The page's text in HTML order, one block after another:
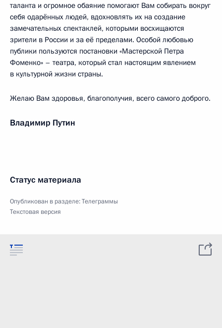
таланта и огромное обаяние помогают Вам собирать вокруг
себя одарённых людей, вдохновлять их на создание
замечательных спектаклей, которыми восхищаются
зрители в России и за её пределами. Особой любовью
публики пользуются постановки «Мастерской Петра
Фоменко» – театра, который стал настоящим явлением
в культурной жизни страны.
Желаю Вам здоровья, благополучия, всего самого доброго.
Владимир Путин
Статус материала
Опубликован в разделе:Телеграммы
Текстовая версия